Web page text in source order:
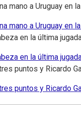
mano a Uruguay en
mano a Uruguay en
en la última
en la última
puntos y Ricardo
puntos y Ricardo